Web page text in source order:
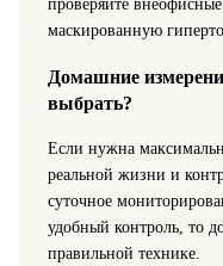
проверяйте
маскированную
Домашние
выбрать?
Если нужна
реальной жизни и
суточное
удобный контроль, то
правильной технике.